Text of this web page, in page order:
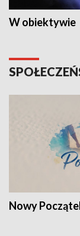
W obiektywie
Nowy